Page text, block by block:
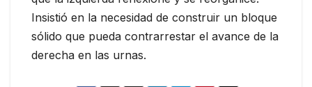
Insistió en la necesidad de construir un bloque
sólido que pueda contrarrestar el avance de la
derecha en las urnas.